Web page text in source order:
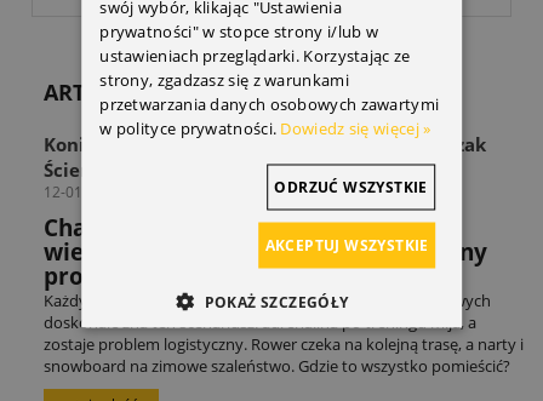
ARTYKUŁY
Koniec z zagraconą przestrzenią! Odkryj Wieszak
Ścienny THULE Wall Hanger
12-01-2026
Chaos w strefie sprzętu? Sprawdź jak
wieszak THULE rozwiązuje powszechny
problem miłośników sportów.
Każdy entuzjasta sportów rowerowych czy sportów zimowych
doskonale zna ten scenariusz: adrenalina po treningu mija, a
zostaje problem logistyczny. Rower czeka na kolejną trasę, a narty i
snowboard na zimowe szaleństwo. Gdzie to wszystko pomieścić?
swój wybór, klikając "Ustawienia
prywatności" w stopce strony i/lub w
ustawieniach przeglądarki. Korzystając ze
strony, zgadzasz się z warunkami
przetwarzania danych osobowych zawartymi
w polityce prywatności. Dowiedz się więcej »
AKCEPTUJ WSZYSTKIE
ODRZUĆ WSZYSTKIE
POKAŻ SZCZEGÓŁY